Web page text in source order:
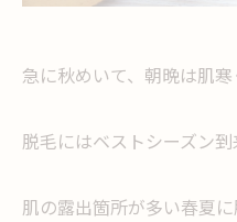
急に秋めいて、朝晩は肌寒
脱毛にはベストシーズン到
肌の露出箇所が多い春夏